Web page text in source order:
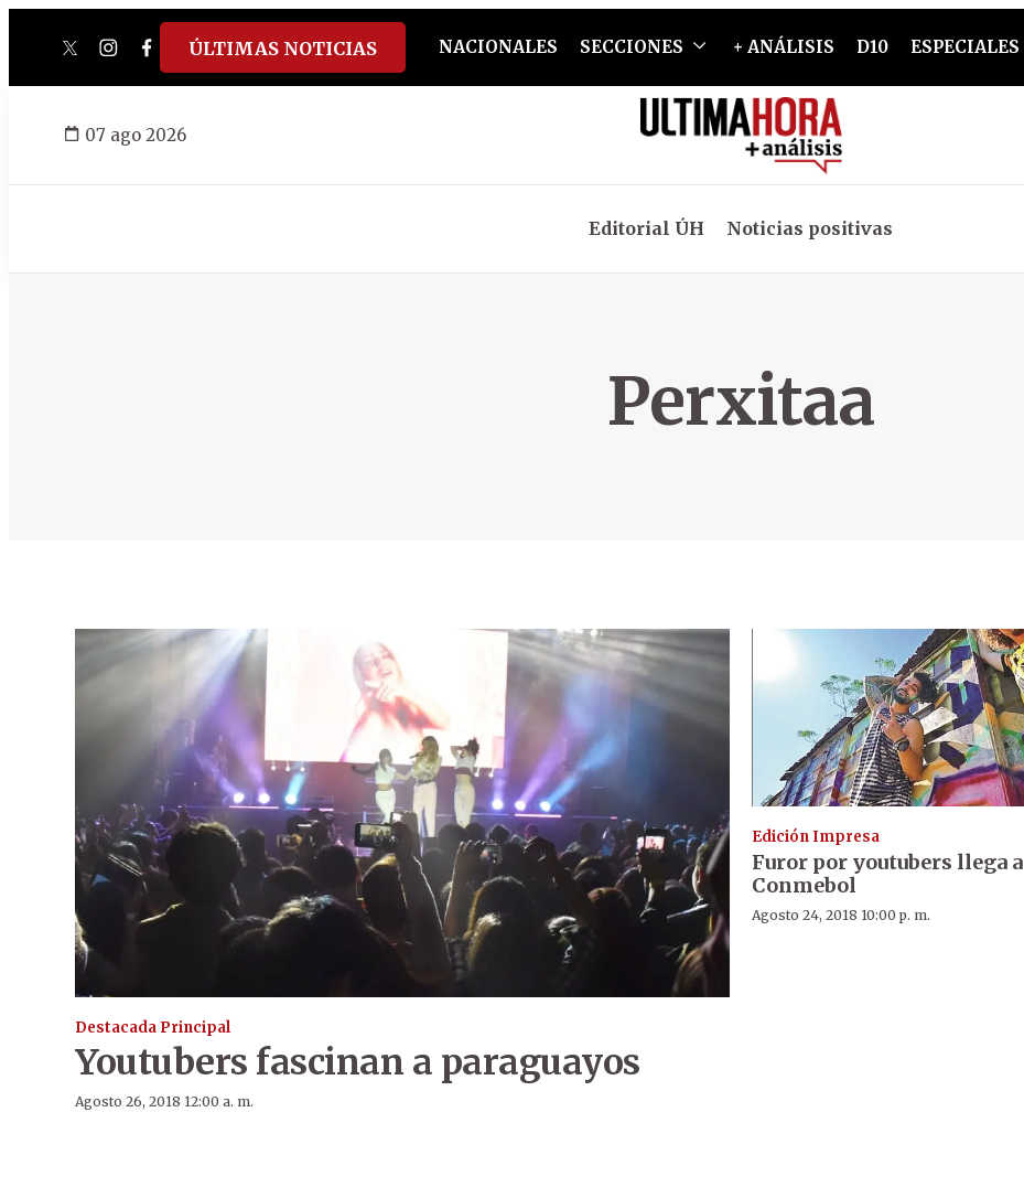
twitterinstagram
facebook
tiktokyoutube
spotify
ÚLTIMAS NOTICIAS NACIONALES SECCIONES + ANÁLISIS D10 ESPECIALES
07 ago 2026
Editorial ÚH Noticias positivas
Perxitaa
Destacada Principal
Youtubers fascinan a paraguayos
Agosto 26, 2018 12:00 a. m.
Edición Impresa
Furor por youtubers llega a
Conmebol
Agosto 24, 2018 10:00 p. m.